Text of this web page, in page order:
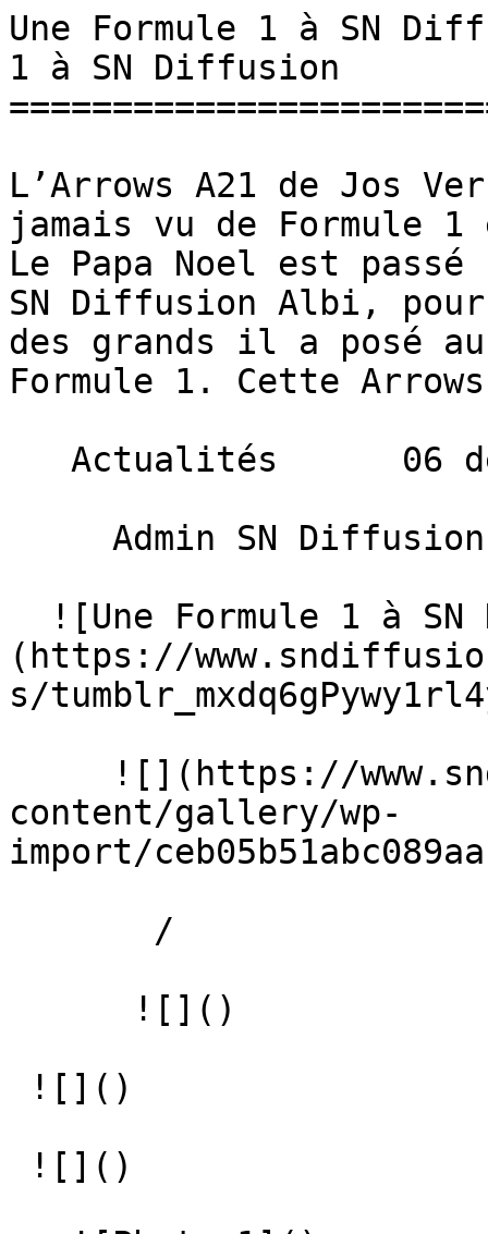
Une Formule 1 à SN
1 à SN Diffusion
L’Arrows A21 de Jos
jamais vu de Formule
Le Papa Noel est
SN Diffusion Albi,
des grands il a posé
Formule 1. Cette
(https://
s/
content/gallery/wp-
import/